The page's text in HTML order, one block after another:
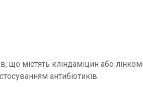
що містять кліндаміцин або
антибіотиків.